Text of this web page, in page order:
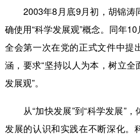
2003年8月底9月初，胡锦涛
确使用“科学发展观”概念。同年
全会第一次在党的正式文件中提
涵，要求“坚持以人为本，树立全
发展观”。
从“加快发展”到“科学发展”，
发展的认识和实践在不断深化。